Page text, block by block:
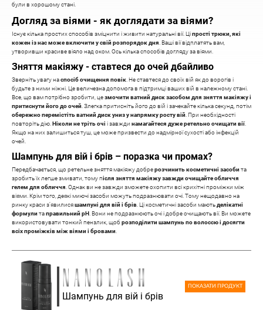
були в хорошому стані.
Догляд за віями - як доглядати за віями?
Існує кілька простих способів зміцнити і живити натуральні вії. Ціпрості трюки, які
кожен із нас може включити у свій розпорядок дня . Ваші вії відплатять вам,
утворивши красиве віяло над оком. Ось кілька способів догляду за віями.
Зняття макіяжу - ставтеся до очей дбайливо
Зверніть увагу наспосіб очищення повік . Не ставтеся до своїх вій як до ворогів і
будьте з ними ніжні. Це величезна допомога в підтримці ваших вій в належному стані.
Все, що вам потрібно зробити, цезмочити ватний диск засобом для зняття макіяжу і
притиснути його до очей . Злегка притисніть його до вій і зачекайте кілька секунд, потім
обережно перемістіть ватний диск униз у напрямку росту вій . При необхідності
повторіть дію. Ніколи не тріть очі і завжди намагайтеся дуже ретельно очищати вії.
Якщо на них залишиться туш, це може призвести до надмірної сухості або інфекцій
очей.
Шампунь для вій і брів – поразка чи промах?
Передбачається, що ретельне зняття макіяжу добрерозчинить косметичні засобита
зробить їх легше змивати, тому після зняття макіяжу завжди очищайте обличчя
гелем для обличчя . Однак ви не завжди зможете охопити всі крихітні проміжки між
віями. Крім того, деякі миючі засоби можуть подразнювати очі. Тому нещодавно на
ринку краси з’явилисяшампуні для вій і брів . Ці косметичні засоби маютьделікатні
формулитаправильний pH . Вони не подразнюють очі і добре очищають вії. Ви можете
використовувати тонкий пензлик, щоброзподілити шампунь по волоссю і досягти
всіх проміжків між віями і бровами
Шампунь для вій і брів
ПОКАЗАТИ ПРОДУКТ